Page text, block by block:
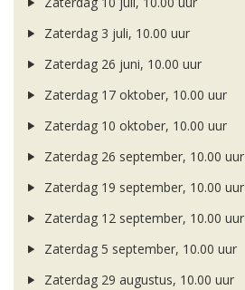
Zaterdag 3 juli, 10.00 uur
Zaterdag 26 juni, 10.00 uur
Zaterdag 17 oktober, 10.00 uur
Zaterdag 10 oktober, 10.00 uur
Zaterdag 26 september, 10.00 uur
Zaterdag 19 september, 10.00 uur
Zaterdag 12 september, 10.00 uur
Zaterdag 5 september, 10.00 uur
Zaterdag 29 augustus, 10.00 uur